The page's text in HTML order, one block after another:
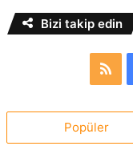
Bizi takip edin
Popüler